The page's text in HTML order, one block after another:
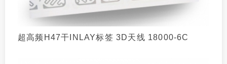
超高频H47干INLAY标签 3D天线 18000-6C